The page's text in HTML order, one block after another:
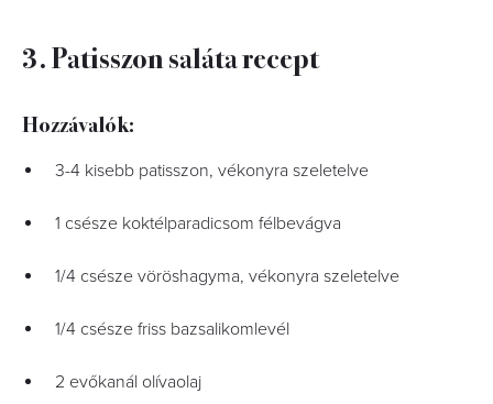
3. Patisszon saláta recept
Hozzávalók:
3-4 kisebb patisszon, vékonyra szeletelve
1 csésze koktélparadicsom félbevágva
1/4 csésze vöröshagyma, vékonyra szeletelve
1/4 csésze friss bazsalikomlevél
2 evőkanál olívaolaj